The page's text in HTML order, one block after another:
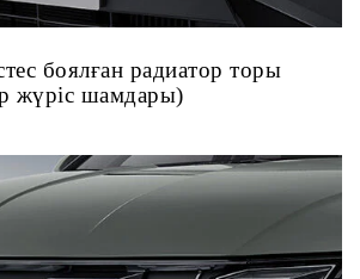
боялған радиатор торы
жүріс шамдары)